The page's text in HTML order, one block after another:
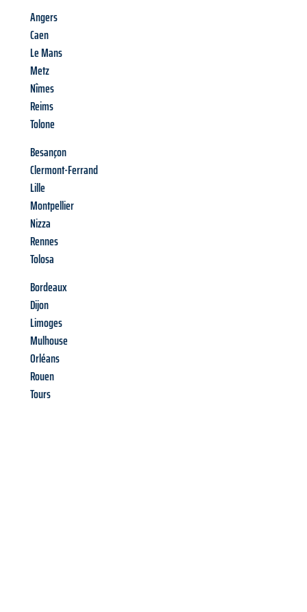
Angers
Caen
Le Mans
Metz
Nîmes
Reims
Tolone
Besançon
Clermont-Ferrand
Lille
Montpellier
Nizza
Rennes
Tolosa
Bordeaux
Dijon
Limoges
Mulhouse
Orléans
Rouen
Tours